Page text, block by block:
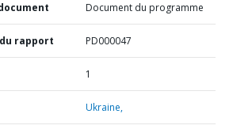
Document du programme
rapport PD000047
1
Ukraine,